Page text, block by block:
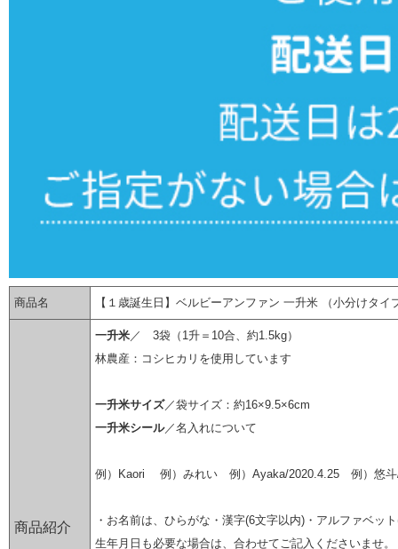
商品名 【１歳誕生日】ベルビーアンファン 一升米 （小分けタイ
商品紹介
一升米／ 3袋（1升＝10合、約1.5kg）
林農産：コシヒカリを使用しています
一升米サイズ／袋サイズ：約16×9.5×6cm
一升米シール／名入れについて
例）Kaori 例）みれい 例）Ayaka/2020.4.25 例）悠斗
・お名前は、ひらがな・漢字(6文字以内)・アルファベッ
生年月日も必要な場合は、合わせてご記入くださいませ。